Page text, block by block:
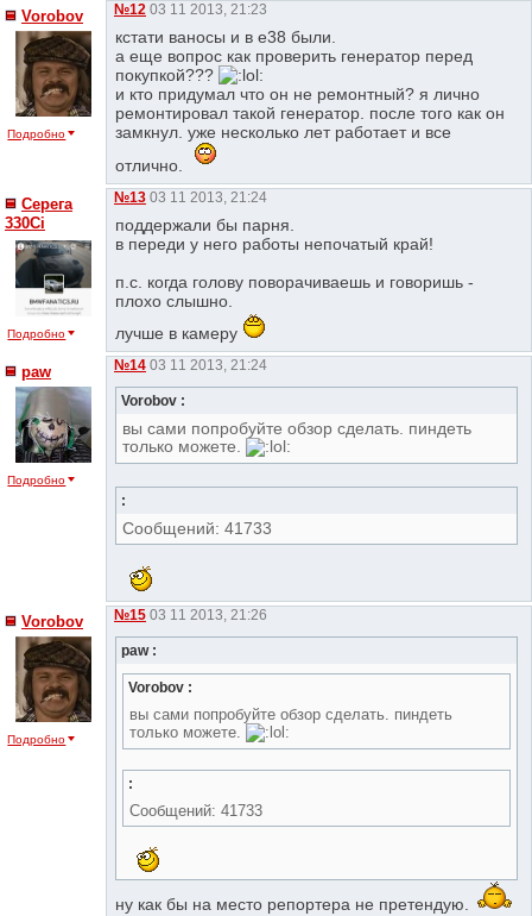
Vorobov
Подробно
№12 03 11 2013, 21:23
кстати ваносы и в е38 были.
а еще вопрос как проверить генератор перед
покупкой???
и кто придумал что он не ремонтный? я лично
ремонтировал такой генератор. после того как он
замкнул. уже несколько лет работает и все
отлично.
Серега
330Ci
Подробно
№13 03 11 2013, 21:24
поддержали бы парня.
в переди у него работы непочатый край!
п.с. когда голову поворачиваешь и говоришь -
плохо слышно.
лучше в камеру
paw
Подробно
№14 03 11 2013, 21:24
Vorobov :
вы сами попробуйте обзор сделать. пиндеть
только можете.
:
Сообщений: 41733
Vorobov
Подробно
№15 03 11 2013, 21:26
paw :
Vorobov :
вы сами попробуйте обзор сделать. пиндеть
только можете.
:
Сообщений: 41733
ну как бы на место репортера не претендую.